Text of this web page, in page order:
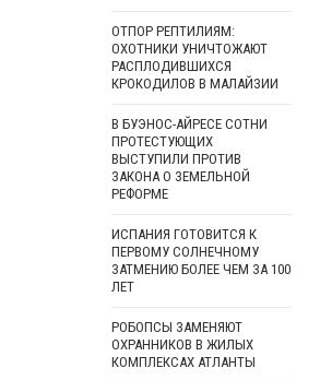
ОТПОР РЕПТИЛИЯМ:
ОХОТНИКИ УНИЧТОЖАЮТ
РАСПЛОДИВШИХСЯ
КРОКОДИЛОВ В МАЛАЙЗИИ
В БУЭНОС-АЙРЕСЕ СОТНИ
ПРОТЕСТУЮЩИХ
ВЫСТУПИЛИ ПРОТИВ
ЗАКОНА О ЗЕМЕЛЬНОЙ
РЕФОРМЕ
ИСПАНИЯ ГОТОВИТСЯ К
ПЕРВОМУ СОЛНЕЧНОМУ
ЗАТМЕНИЮ БОЛЕЕ ЧЕМ ЗА 100
ЛЕТ
РОБОПСЫ ЗАМЕНЯЮТ
ОХРАННИКОВ В ЖИЛЫХ
КОМПЛЕКСАХ АТЛАНТЫ